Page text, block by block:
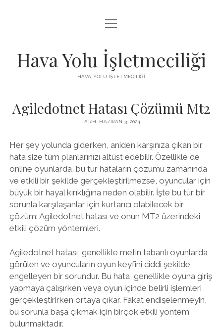
INSTAGRAM BEĞENI KISITLAMASI
LISTE
SAYFA LISTESI
ÜCRETSIZ TIKTOK TAKIPÇI ARTTIRMA
menüyü
aç
Hava Yolu İşletmeciliği
HAVA YOLU İŞLETMECILIĞI
Agiledotnet Hatası Çözümü Mt2
TARIH: HAZIRAN 3, 2024
Her şey yolunda giderken, aniden karşınıza çıkan bir
hata size tüm planlarınızı altüst edebilir. Özellikle de
online oyunlarda, bu tür hataların çözümü zamanında
ve etkili bir şekilde gerçekleştirilmezse, oyuncular için
büyük bir hayal kırıklığına neden olabilir. İşte bu tür bir
sorunla karşılaşanlar için kurtarıcı olabilecek bir
çözüm: Agiledotnet hatası ve onun MT2 üzerindeki
etkili çözüm yöntemleri.
Agiledotnet hatası, genellikle metin tabanlı oyunlarda
görülen ve oyuncuların oyun keyfini ciddi şekilde
engelleyen bir sorundur. Bu hata, genellikle oyuna giriş
yapmaya çalışırken veya oyun içinde belirli işlemleri
gerçekleştirirken ortaya çıkar. Fakat endişelenmeyin,
bu sorunla başa çıkmak için birçok etkili yöntem
bulunmaktadır.